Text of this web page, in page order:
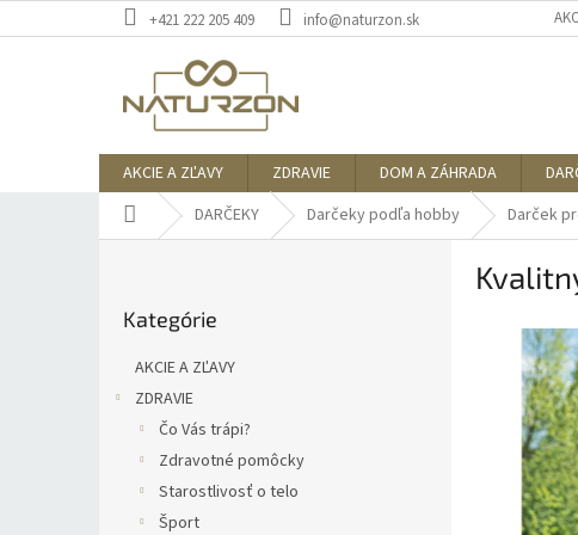
na
+421 222 205 409 info@naturzon.sk
AKCIE A ZĽAVY ZDRAVIE DOM A ZÁHRADA
DomovDARČEKY Darčeky podľa hobby Darček
kategórie
Kategórie
AKCIE A ZĽAVY
ZDRAVIE
Čo Vás trápi?
Zdravotné pomôcky
Starostlivosť o telo
Šport